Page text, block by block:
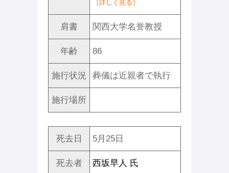
［詳しく見る］
肩書 関西大学名誉教授
年齢 86
施行状況 葬儀は近親者で執行
施行場所
死去日 5月25日
死去者 西坂早人 氏